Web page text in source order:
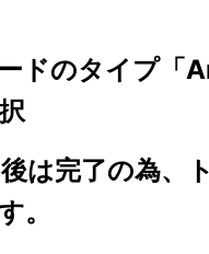
ドのタイプ「
は完了の為、
。